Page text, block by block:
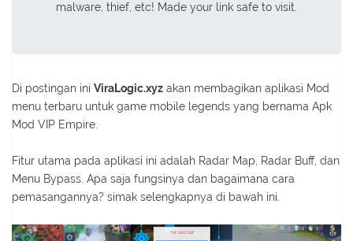
malware, thief, etc! Made your link safe to visit.
Di postingan ini ViraLogic.xyz akan membagikan aplikasi Mod
menu terbaru untuk game mobile legends yang bernama Apk
Mod VIP Empire.
Fitur utama pada aplikasi ini adalah Radar Map, Radar Buff, dan
Menu Bypass. Apa saja fungsinya dan bagaimana cara
pemasangannya? simak selengkapnya di bawah ini.